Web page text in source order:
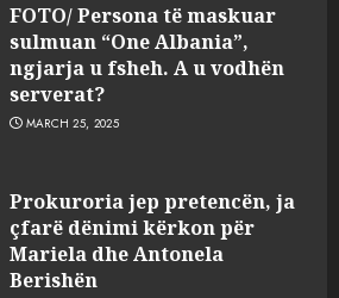
FOTO/ Persona të maskuar
sulmuan “One Albania”,
ngjarja u fsheh. A u vodhën
serverat?
MARCH 25, 2025
Prokuroria jep pretencën, ja
çfarë dënimi kërkon për
Mariela dhe Antonela
Berishën